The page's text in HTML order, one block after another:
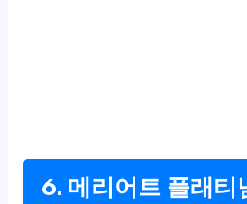
6. 메리어트 플래티